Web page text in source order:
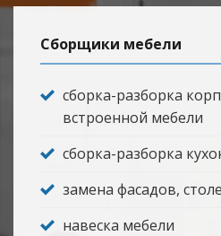
Сборщики мебели
сборка-разборка
встроенной мебели
сборка-разборка
замена фасадов,
навеска мебели